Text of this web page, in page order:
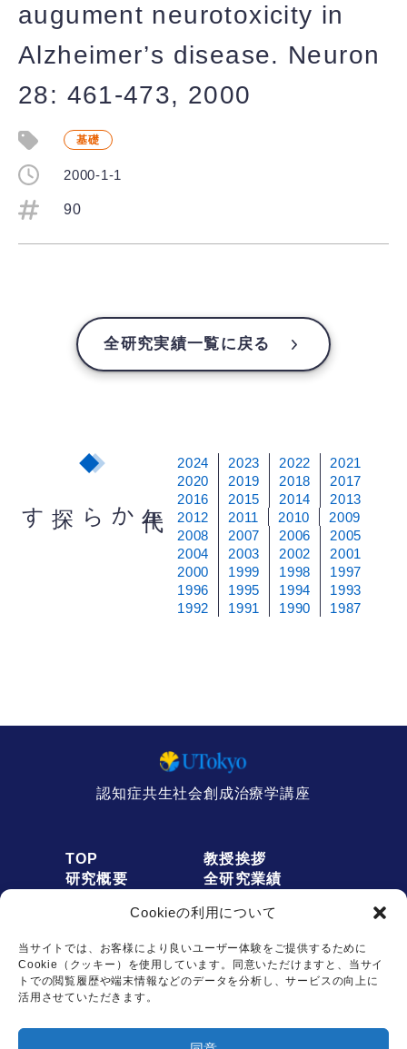
Cookieの利用について
当サイトでは、お客様により良いユーザー体験をご提供するために
Cookie（クッキー）を使用しています。同意いただけますと、当サイ
トでの閲覧履歴や端末情報などのデータを分析し、サービスの向上に
活用させていただきます。
augument neurotoxicity in
Alzheimer’s disease. Neuron
28: 461-473, 2000
基礎
2000-1-1
90
全研究実績一覧に戻る
から探す
2024 2023 2022
2021
2020
2019 2018
2017
2016
2015 2014
2013
2012
2011 2010
2009
2008
2007 2006
2005
2004
2003 2002
2001
2000
1999 1998
1997
1996
1995 1994
1993
1992
1991 1990 1987
認知症共生社会創成治療学講座
TOP
教授挨拶
研究概要
全研究業績
リンク
お問い合わせは